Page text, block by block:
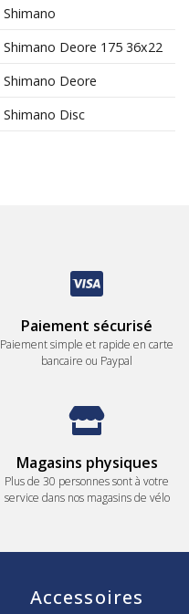
Shimano
Shimano Deore 175 36x22
Shimano Deore
Shimano Disc
Paiement sécurisé
Paiement simple et rapide en carte
bancaire ou Paypal
Magasins physiques
Plus de 30 personnes sont à votre
service dans nos magasins de vélo
Accessoires